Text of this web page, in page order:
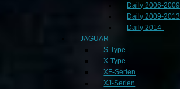
Daily 2006-2009
Daily 2009-2013
Daily 2014-
JAGUAR
S-Type
X-Type
XF-Serien
XJ-Serien